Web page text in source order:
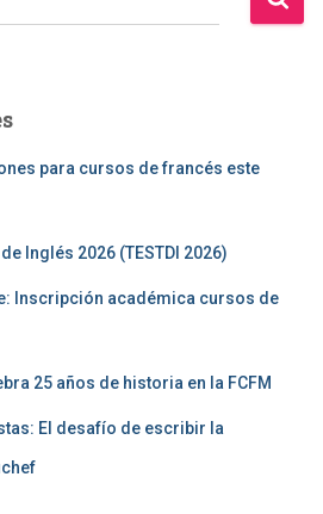
para cursos de francés este
Inglés 2026 (TESTDI 2026)
Inscripción académica cursos de
25 años de historia en la FCFM
El desafío de escribir la